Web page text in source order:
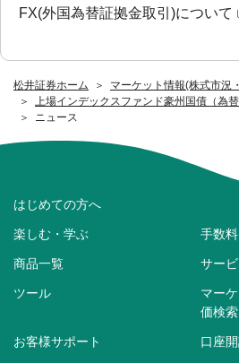
松井証券ホーム
マーケット情報(株式市況
上場インデックスファンド豪州国債（為
ニュース
FX(外国為替証拠金取引)について
はじめての方へ
楽しむ・学ぶ 手数料
商品一覧 サー
ツール
マー
価検
お客様サポート 口座